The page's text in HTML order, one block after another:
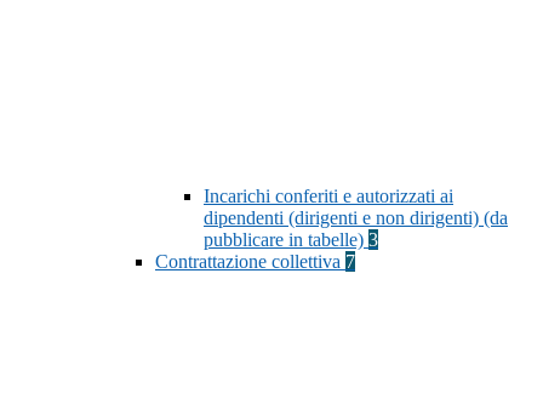
Incarichi conferiti e autorizzati ai
dipendenti (dirigenti e non dirigenti) (da
pubblicare in tabelle) 3
Contrattazione collettiva 7